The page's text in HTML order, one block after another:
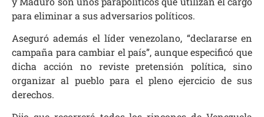
para eliminar a sus adversarios políticos.
Aseguró además el líder venezolano, “declararse en
campaña para cambiar el país”, aunque especificó que
dicha acción no reviste pretensión política, sino
organizar al pueblo para el pleno ejercicio de sus
derechos.